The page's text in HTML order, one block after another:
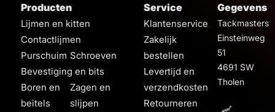
Producten
Lijmen en kitten
Contactlijmen
Purschuim Schroeven
Bevestiging en bits
Boren en
beitels
Zagen en
slijpen
Service
Klantenservice
Zakelijk
bestellen
Levertijd en
verzendkosten
Retourneren
Gegevens
Tackmasters
Einsteinweg
51
4691 SW
Tholen